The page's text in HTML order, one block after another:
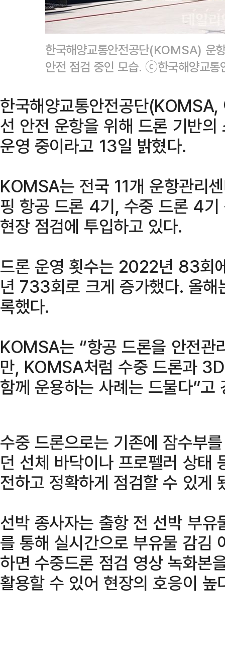
한국해양교통안전공단(KOMSA) 운
안전 점검 중인 모습. ⓒ한국해양교통
한국해양교통안전공단
선 안전 운항을 위해 드론 기반
운영 중이라고 13일 밝혔다.
KOMSA는 전국 11개 운항관리
핑 항공 드론 4기, 수중 드론 4
현장 점검에 투입하고 있다.
드론 운영 횟수는 2022년 83
년 733회로 크게 증가했다. 올
록했다.
KOMSA는 “항공 드론을 안전관
만, KOMSA처럼 수중 드론과
함께 운용하는 사례는 드물다”고
수중 드론으로는 기존에 잠수부
던 선체 바닥이나 프로펠러 상태
전하고 정확하게 점검할 수 있게
선박 종사자는 출항 전 선박 부
를 통해 실시간으로 부유물 감김
하면 수중드론 점검 영상 녹화본
활용할 수 있어 현장의 호응이 높